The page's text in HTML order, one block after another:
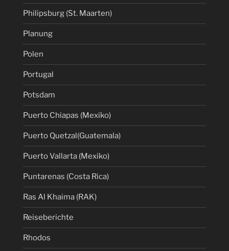
Philipsburg (St. Maarten)
Planung
Polen
Portugal
Potsdam
Puerto Chiapas (Mexiko)
Puerto Quetzal(Guatemala)
Puerto Vallarta (Mexiko)
Puntarenas (Costa Rica)
Ras Al Khaima (RAK)
Reiseberichte
Rhodos